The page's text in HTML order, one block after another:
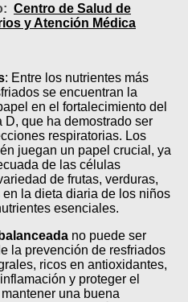
Centro de Salud de
y Atención Médica
: Entre los nutrientes más
se encuentran la
en el fortalecimiento del
que ha demostrado ser
respiratorias. Los
juegan un papel crucial, ya
de las células
de frutas, verduras,
la dieta diaria de los niños
esenciales.
no puede ser
la prevención de resfriados
ricos en antioxidantes,
y proteger el
una buena